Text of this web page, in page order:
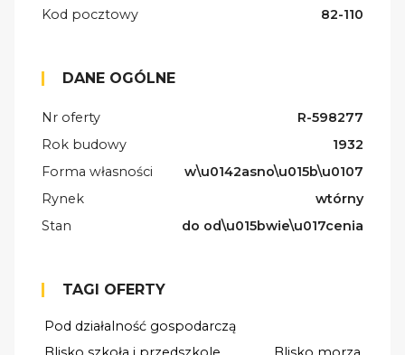
Kod pocztowy
82-110
DANE OGÓLNE
Nr oferty
R-598277
Rok budowy
1932
Forma własności
w\u0142asno\u015b\u0107
Rynek
wtórny
Stan
do od\u015bwie\u017cenia
TAGI OFERTY
Pod działalność gospodarczą